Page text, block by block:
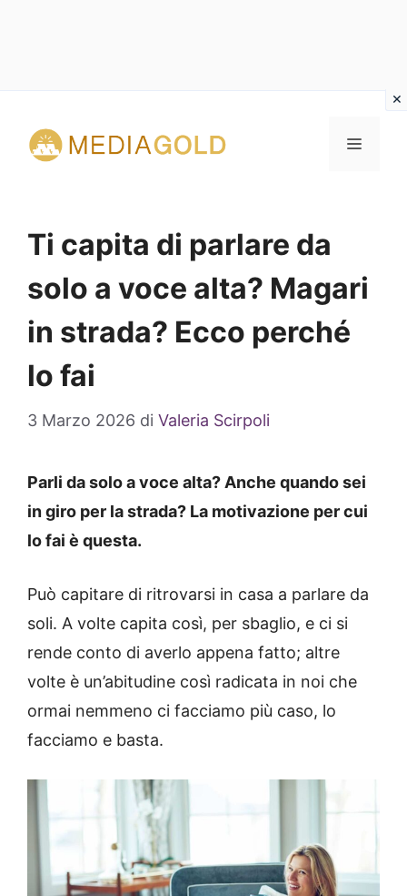
contenuto
MENU
Ti capita di parlare da
solo a voce alta? Magari
in strada? Ecco perché
lo fai
3 Marzo 2026 di Valeria Scirpoli
Parli da solo a voce alta? Anche quando sei
in giro per la strada? La motivazione per cui
lo fai è questa.
Può capitare di ritrovarsi in casa a parlare da
soli. A volte capita così, per sbaglio, e ci si
rende conto di averlo appena fatto; altre
volte è un’abitudine così radicata in noi che
ormai nemmeno ci facciamo più caso, lo
facciamo e basta.